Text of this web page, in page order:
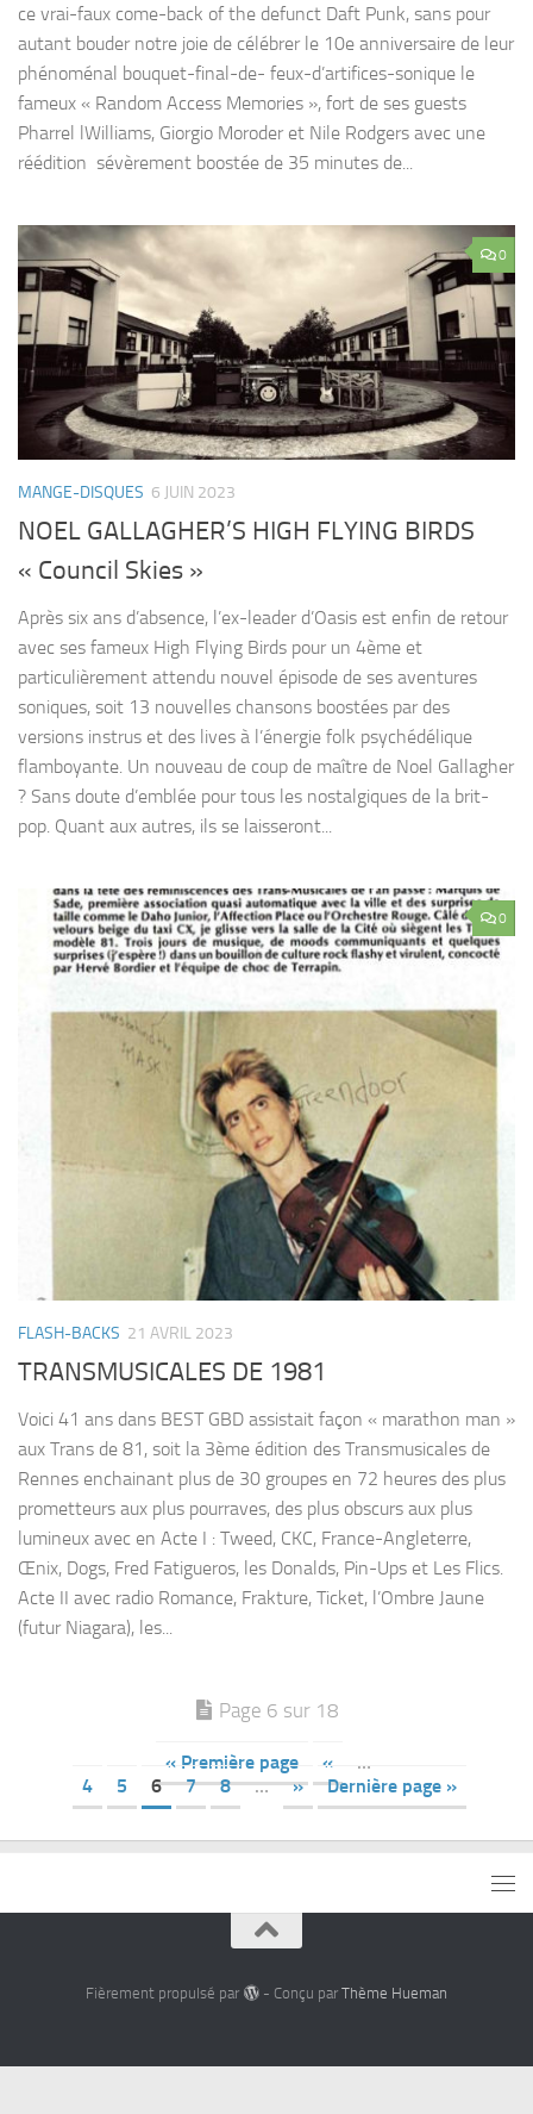
ce vrai-faux come-back of the defunct Daft Punk, sans pour
autant bouder notre joie de célébrer le 10e anniversaire de leur
phénoménal bouquet-final-de- feux-d’artifices-sonique le
fameux « Random Access Memories », fort de ses guests
Pharrel lWilliams, Giorgio Moroder et Nile Rodgers avec une
réédition sévèrement boostée de 35 minutes de...
0
MANGE-DISQUES 6 JUIN 2023
NOEL GALLAGHER’S HIGH FLYING BIRDS
« Council Skies »
Après six ans d’absence, l’ex-leader d’Oasis est enfin de retour
avec ses fameux High Flying Birds pour un 4ème et
particulièrement attendu nouvel épisode de ses aventures
soniques, soit 13 nouvelles chansons boostées par des
versions instrus et des lives à l’énergie folk psychédélique
flamboyante. Un nouveau de coup de maître de Noel Gallagher
? Sans doute d’emblée pour tous les nostalgiques de la brit-
pop. Quant aux autres, ils se laisseront...
0
FLASH-BACKS 21 AVRIL 2023
TRANSMUSICALES DE 1981
Voici 41 ans dans BEST GBD assistait façon « marathon man »
aux Trans de 81, soit la 3ème édition des Transmusicales de
Rennes enchainant plus de 30 groupes en 72 heures des plus
prometteurs aux plus pourraves, des plus obscurs aux plus
lumineux avec en Acte I : Tweed, CKC, France-Angleterre,
Œnix, Dogs, Fred Fatigueros, les Donalds, Pin-Ups et Les Flics.
Acte II avec radio Romance, Frakture, Ticket, l’Ombre Jaune
(futur Niagara), les...
Page 6 sur 18
« Première page «
…
4
5 6 7 8 … » Dernière page »
Fièrement propulsé par - Conçu par Thème Hueman